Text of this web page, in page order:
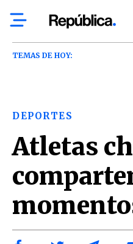
TEMAS DE HOY:
DEPORTES
Atletas